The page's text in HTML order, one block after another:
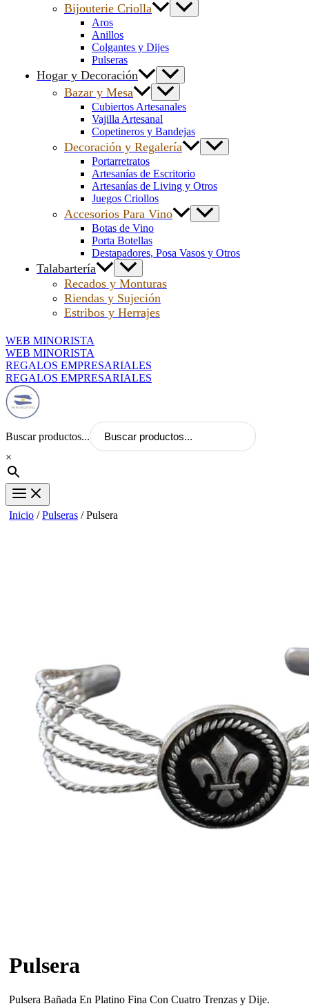
Bijouterie Criolla
Aros
Anillos
Colgantes y Dijes
Pulseras
Hogar y Decoración
Bazar y Mesa
Cubiertos Artesanales
Vajilla Artesanal
Copetineros y Bandejas
Decoración y Regalería
Portarretratos
Artesanías de Escritorio
Artesanías de Living y Otros
Juegos Criollos
Accesorios Para Vino
Botas de Vino
Porta Botellas
Destapadores, Posa Vasos y Otros
Talabartería
Recados y Monturas
Riendas y Sujeción
Estribos y Herrajes
WEB MINORISTA
WEB MINORISTA
REGALOS EMPRESARIALES
REGALOS EMPRESARIALES
Buscar productos...
×
Inicio /Pulseras / Pulsera
Pulsera
Pulsera Bañada En Platino Fina Con Cuatro Trenzas y Dije.